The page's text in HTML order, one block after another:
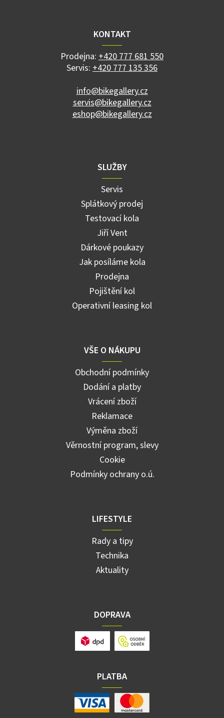
c
í
p
r
v
y
v
ý
KONTAKT
Prodejna: +420 777 681 550
Servis: +420 777 135 356
info@bikegallery.cz
servis@bikegallery.cz
eshop@bikegallery.cz
SLUŽBY
Servis
Splátkový prodej
Testovací kola
Jiří Vent
Dárkové poukazy
Jak posíláme kola
Prodejna
Pojištění kol
Operativní leasing kol
VŠE O NÁKUPU
Obchodní podmínky
Dodání a platby
Vrácení zboží
Reklamace
Výměna zboží
Věrnostní program, slevy
Cookie
Podmínky ochrany o.ú.
LIFESTYLE
Rady a tipy
Technika
Aktuality
DOPRAVA
PLATBA